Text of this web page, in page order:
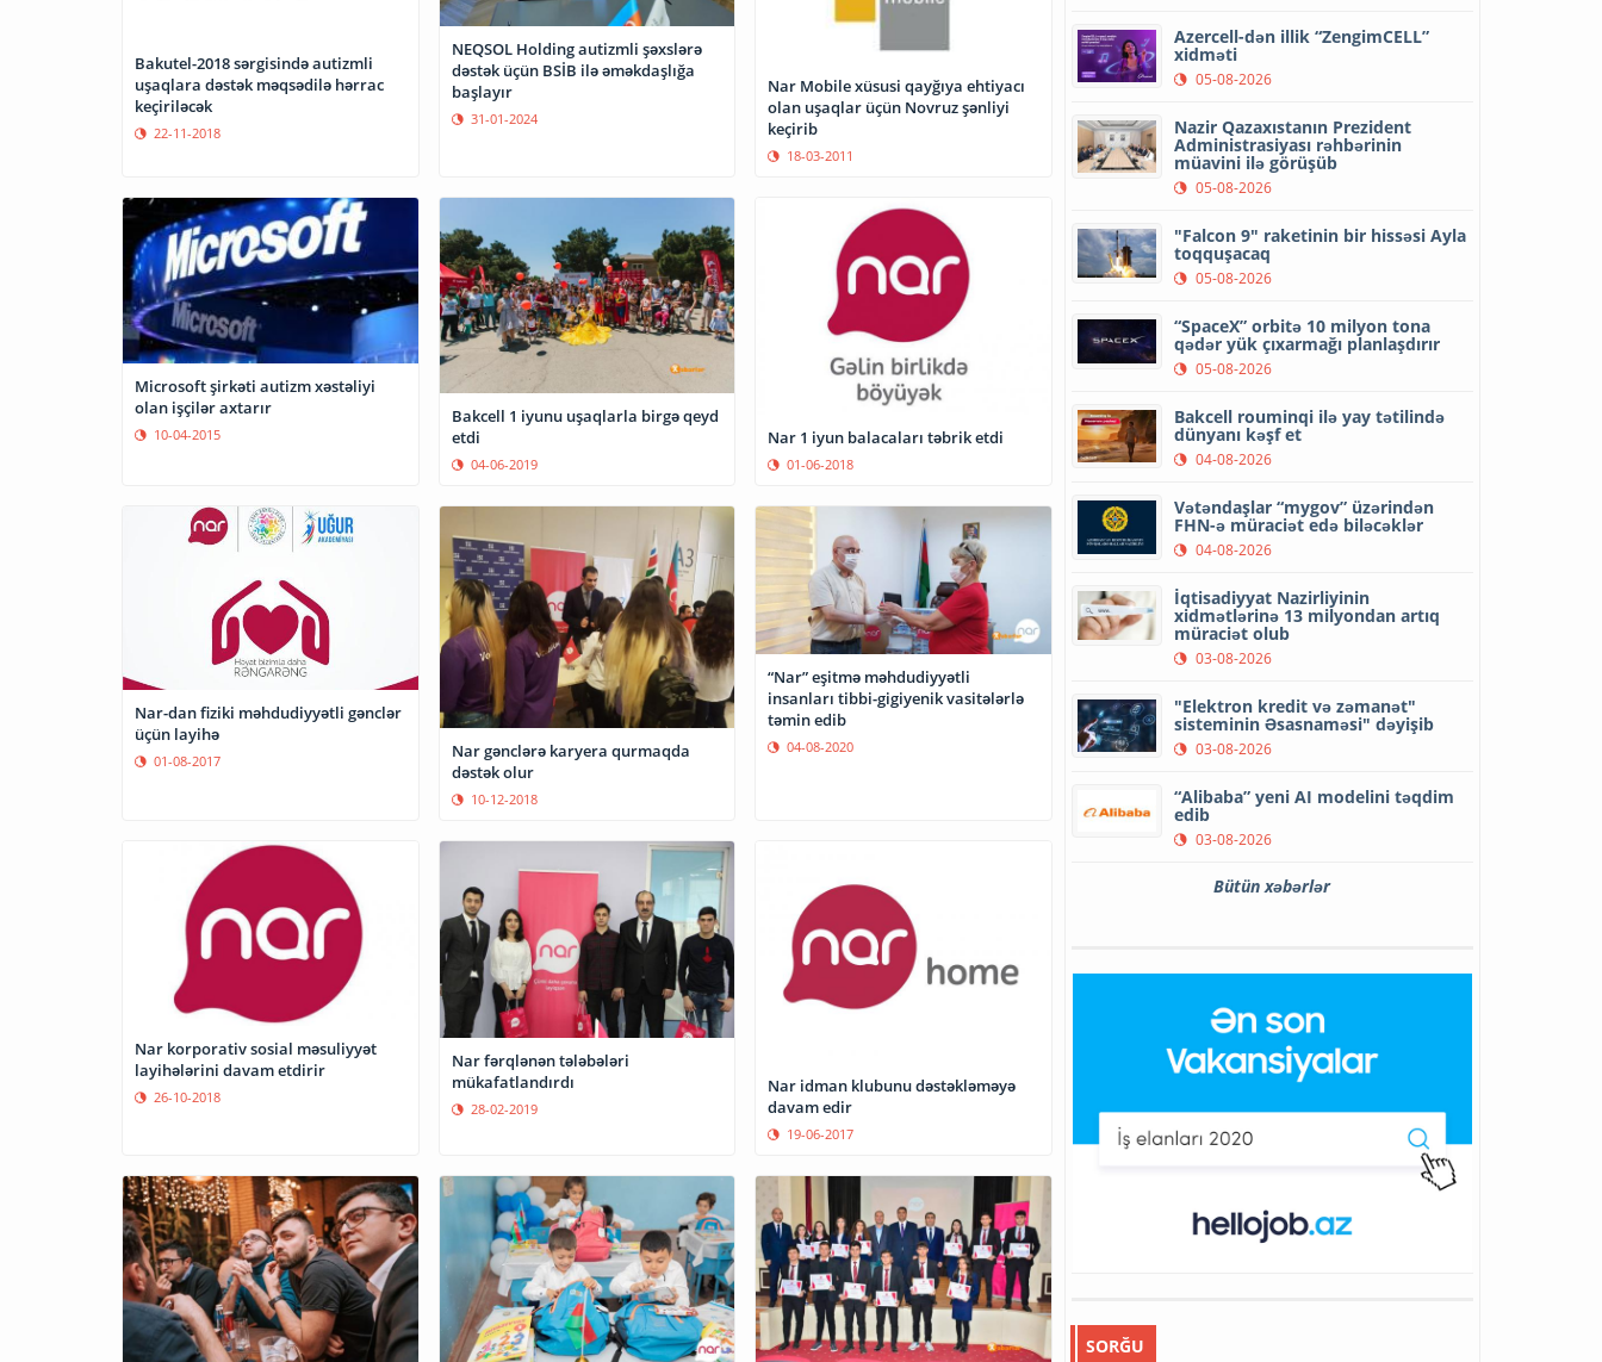
Bakutel-2018 sərgisində autizmli
uşaqlara dəstək məqsədilə hərrac
keçiriləcək
22-11-2018
NEQSOL Holding autizmli şəxslərə
dəstək üçün BSİB ilə əməkdaşlığa
başlayır
31-01-2024
Nar Mobile xüsusi qayğıya ehtiyacı
olan uşaqlar üçün Novruz şənliyi
keçirib
18-03-2011
Microsoft şirkəti autizm xəstəliyi
olan işçilər axtarır
10-04-2015
Bakcell 1 iyunu uşaqlarla birgə qeyd
etdi
04-06-2019
Nar 1 iyun balacaları təbrik etdi
01-06-2018
Nar-dan fiziki məhdudiyyətli gənclər
üçün layihə
01-08-2017
Nar gənclərə karyera qurmaqda
dəstək olur
10-12-2018
“Nar” eşitmə məhdudiyyətli
insanları tibbi-gigiyenik vasitələrlə
təmin edib
04-08-2020
Nar korporativ sosial məsuliyyət
layihələrini davam etdirir
26-10-2018
Nar fərqlənən tələbələri
mükafatlandırdı
28-02-2019
Nar idman klubunu dəstəkləməyə
davam edir
19-06-2017
Azercell-dən illik “ZengimCELL”
xidməti
05-08-2026
Nazir Qazaxıstanın Prezident
Administrasiyası rəhbərinin
müavini ilə görüşüb
05-08-2026
"Falcon 9" raketinin bir hissəsi Ayla
toqquşacaq
05-08-2026
“SpaceX” orbitə 10 milyon tona
qədər yük çıxarmağı planlaşdırır
05-08-2026
Bakcell rouminqi ilə yay tətilində
dünyanı kəşf et
04-08-2026
Vətəndaşlar “mygov” üzərindən
FHN-ə müraciət edə biləcəklər
04-08-2026
İqtisadiyyat Nazirliyinin
xidmətlərinə 13 milyondan artıq
müraciət olub
03-08-2026
"Elektron kredit və zəmanət"
sisteminin Əsasnaməsi" dəyişib
03-08-2026
“Alibaba” yeni AI modelini təqdim
edib
03-08-2026
Bütün xəbərlər
SORĞU